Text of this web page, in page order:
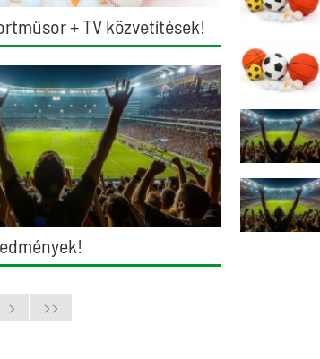
+ TV közvetítések!
> >>